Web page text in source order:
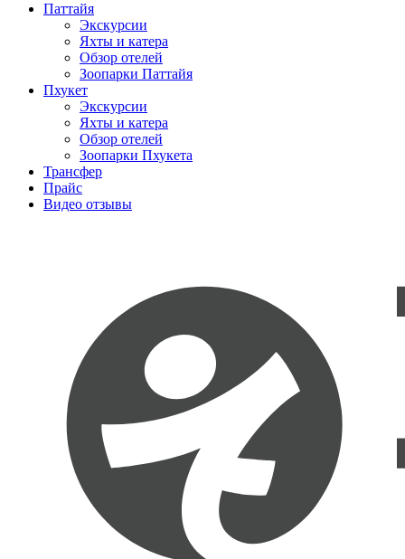
Паттайя
Экскурсии
Яхты и катера
Обзор отелей
Зоопарки Паттайя
Пхукет
Экскурсии
Яхты и катера
Обзор отелей
Зоопарки Пхукета
Трансфер
Прайс
Видео отзывы